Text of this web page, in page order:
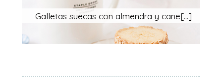
Galletas suecas con almendra y cane[...]